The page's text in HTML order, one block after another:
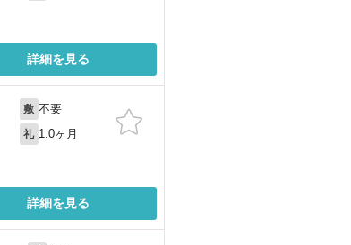
詳細を見る
敷 不要
礼 1.0ヶ月
詳細を見る